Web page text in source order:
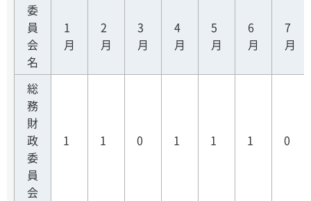
委
員
会
名
1
月
2
月
3
月
4
月
5
月
6
月
7
月
総
務
財
政
委
員
会
1 1 0 1 1 1 0